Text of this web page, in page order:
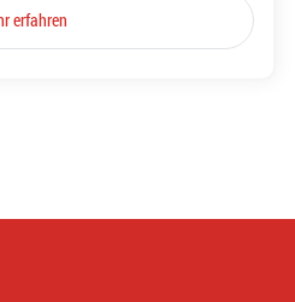
erfahren